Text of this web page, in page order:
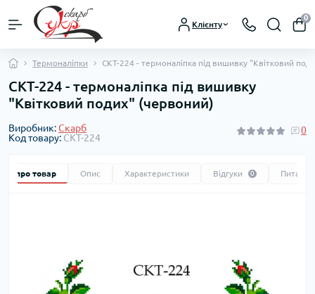
Клієнту
0
Термоналіпки СКТ-224 - термоналіпка під вишивку "Квітковий
СКТ-224 - термоналіпка під вишивку
"Квітковий подих" (червоний)
Виробник:Скарб
Код товару: СКТ-224
0
про товар Опис Характеристики Відгуки 0 Питання